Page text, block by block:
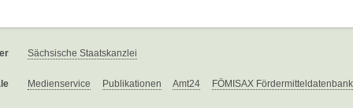
Sächsische Staatskanzlei
Medienservice Publikationen Amt24 FÖMISAX Fördermitteldatenbank